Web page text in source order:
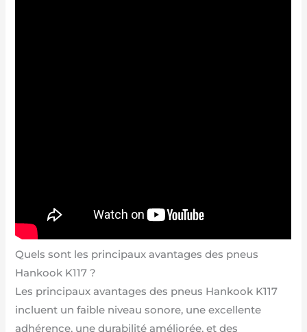
Quels sont les principaux avantages des pneus
Hankook K117 ?
Les principaux avantages des pneus Hankook K117
incluent un faible niveau sonore, une excellente
adhérence, une durabilité améliorée, et des